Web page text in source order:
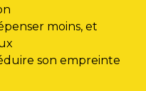
moins, et
son empreinte